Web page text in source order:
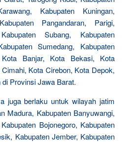
Kabupaten Kuningan,
Pangandaran, Parigi,
Subang, Kabupaten
Sumedang, Kabupaten
Kota Banjar, Kota Bekasi, Kota
Kota Cirebon, Kota Depok,
Provinsi Jawa Barat.
juga berlaku untuk wilayah jatim
Madura, Kabupaten Banyuwangi,
Bojonegoro, Kabupaten
Kabupaten Jember, Kabupaten